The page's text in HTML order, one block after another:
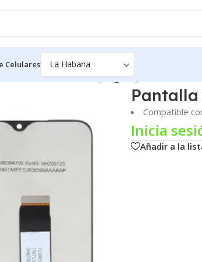
Celulares
Moto G6 – EVERIZ (Original)
Compatible
Inicia
Añadir a la